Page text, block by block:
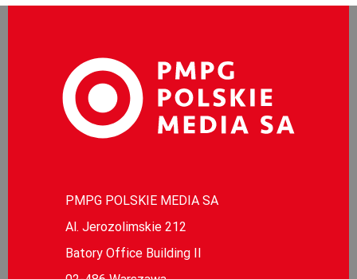
PMPG POLSKIE MEDIA SA
Al. Jerozolimskie 212
Batory Office Building II